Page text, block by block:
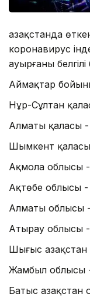
Қазақстанда
коронавирус
ауырғаны
Аймақтар
Нұр-Сұлтан
Алматы қаласы
Шымкент
Ақмола облысы
Ақтөбе облысы -
Алматы облысы
Атырау облысы
Шығыс
Жамбыл облысы
Батыс